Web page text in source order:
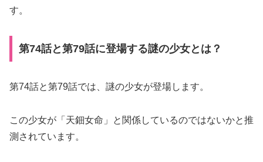
す。
第74話と第79話に登場する謎の少女とは？
第74話と第79話では、謎の少女が登場します。
この少女が「天鈿女命」と関係しているのではないかと推
測されています。